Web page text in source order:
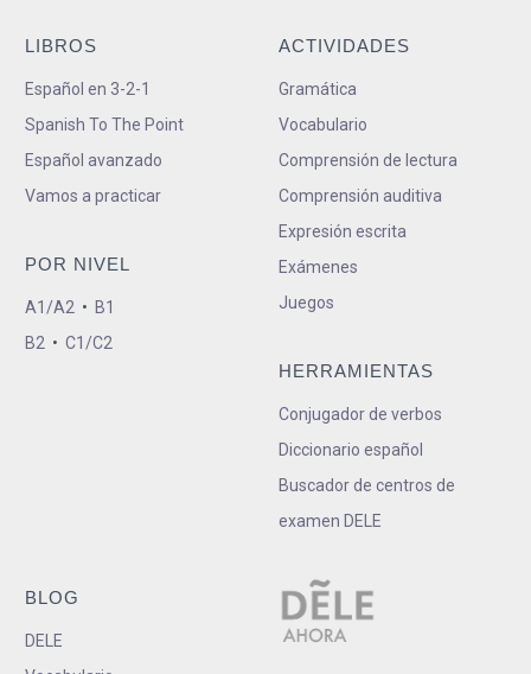
LIBROS
Español en 3-2-1
Spanish To The Point
Español avanzado
Vamos a practicar
POR NIVEL
A1/A2 • B1
B2 • C1/C2
ACTIVIDADES
Gramática
Vocabulario
Comprensión de lectura
Comprensión auditiva
Expresión escrita
Exámenes
Juegos
HERRAMIENTAS
Conjugador de verbos
Diccionario español
Buscador de centros de
examen DELE
BLOG
DELE